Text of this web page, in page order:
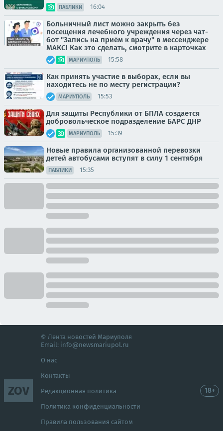
ПАБЛИКИ 16:04
Больничный лист можно закрыть без
посещения лечебного учреждения через чат-
бот "Запись на приём к врачу" в мессенджере
МАКС! Как это сделать, смотрите в карточках
МАРИУПОЛЬ 15:58
Как принять участие в выборах, если вы
находитесь не по месту регистрации?
МАРИУПОЛЬ 15:53
Для защиты Республики от БПЛА создается
добровольческое подразделение БАРС ДНР
МАРИУПОЛЬ 15:39
Новые правила организованной перевозки
детей автобусами вступят в силу 1 сентября
ПАБЛИКИ 15:35
ZOV
© Лента новостей Мариуполя
Email: info@newsmariupol.ru
О нас
Контакты
Редакционная политика
Политика конфиденциальности
Правила пользования сайтом
18+